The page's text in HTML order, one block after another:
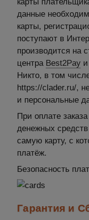
данные
карты,
поступают в
производится на
центра Best2Pay
Никто, в том
https://clader.ru/,
и персональные
При оплате
денежных
самую карту, с
платёж.
Безопасность
Гарантия и